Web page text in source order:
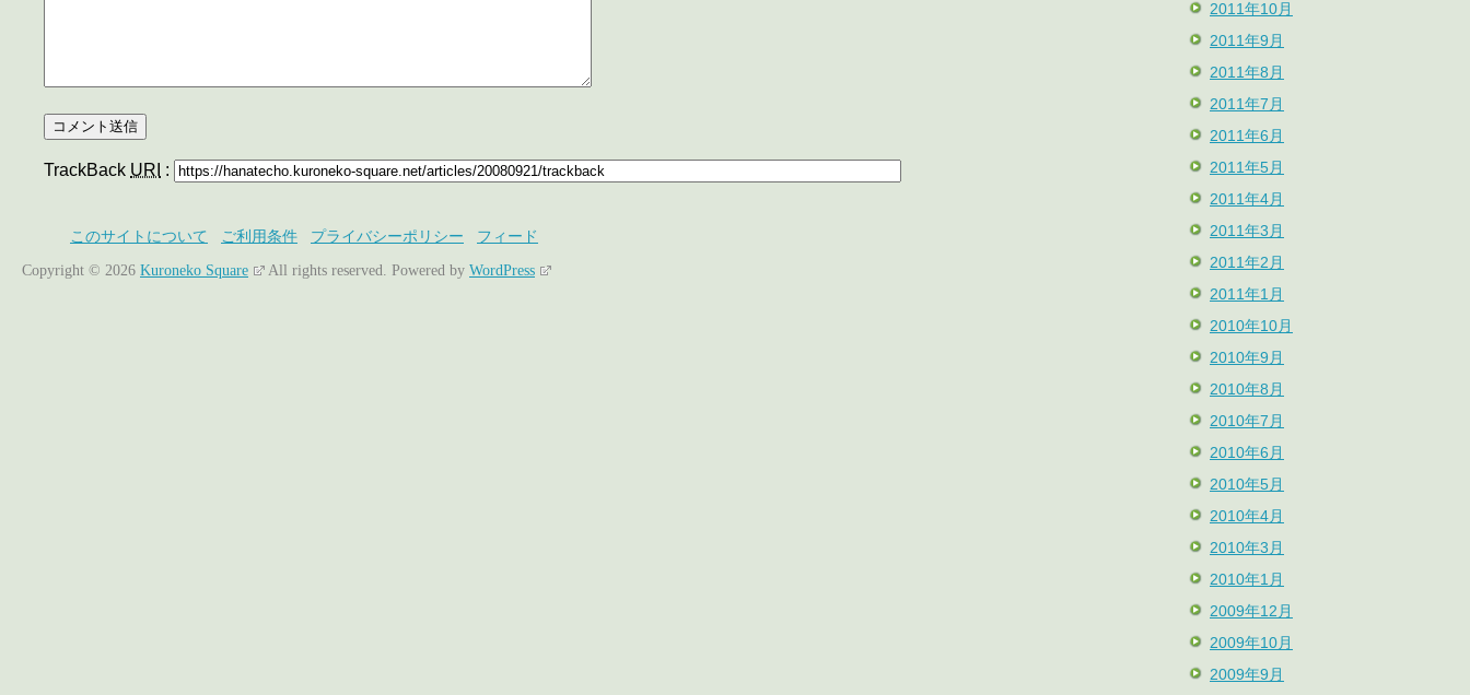
TrackBack URI :
2011年10月
2011年9月
2011年8月
2011年7月
2011年6月
2011年5月
2011年4月
2011年3月
2011年2月
2011年1月
2010年10月
2010年9月
2010年8月
2010年7月
2010年6月
2010年5月
2010年4月
2010年3月
2010年1月
2009年12月
2009年10月
2009年9月
このサイトについて ご利用条件 プライバシーポリシー フィード
Copyright © 2026 Kuroneko Square All rights reserved. Powered by WordPress